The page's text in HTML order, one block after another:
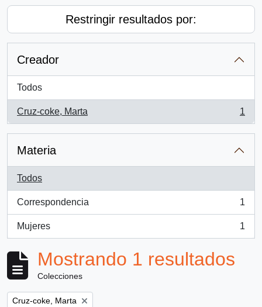
Restringir resultados por:
Creador
Todos
Cruz-coke, Marta
, 1 resultados
1
Materia
Todos
Correspondencia
, 1 resultados
1
Mujeres
, 1 resultados
1
Mostrando 1 resultados
Colecciones
Remove filter:
Cruz-coke, Marta